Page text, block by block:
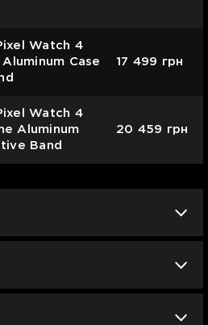
Watch 4
Case
17 499 грн
Watch 4
Aluminum
Band
20 459 грн